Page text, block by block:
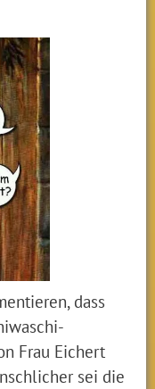
dass
Frau Eichert
sei die